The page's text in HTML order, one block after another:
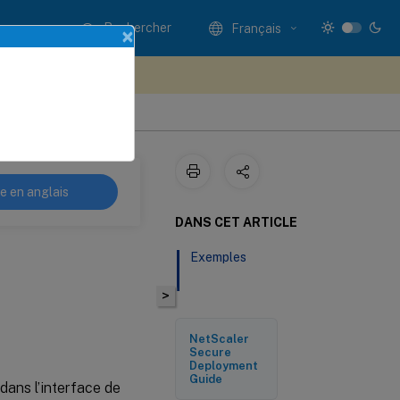
Rechercher Français
en anglais
l’interface de
>
DANS CET ARTICLE
Exemples
NetScaler
Secure
Deployment
Guide
×